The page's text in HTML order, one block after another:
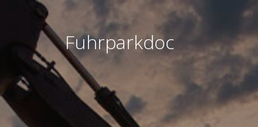
Fuhrparkdoc